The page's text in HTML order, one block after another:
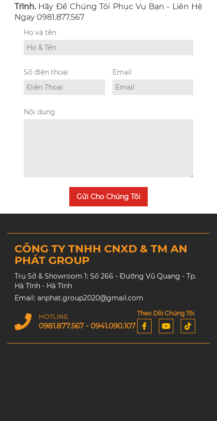
Trình. Hãy Để Chúng Tôi Phục Vụ Bạn - Liên Hệ
Ngay 0981.877.567
Họ và tên
Số điện thoại Email
Nội dung
Gửi Cho Chúng Tôi
CÔNG TY TNHH CNXD & TM AN
PHÁT GROUP
Trụ Sở & Showroom 1: Số 266 - Đường Vũ Quang - Tp.
Hà Tĩnh - Hà Tĩnh
Email: anphat.group2020@gmail.com
HOTLINE
0981.877.567 - 0941.090.107
Theo Dõi Chúng Tôi